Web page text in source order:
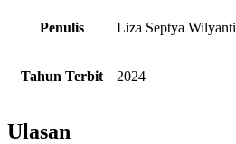
Penulis Liza Septya Wilyanti
Tahun Terbit 2024
Ulasan